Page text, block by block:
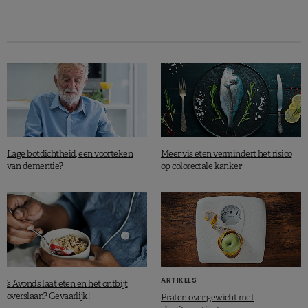
grote gevaar van de zomer: dehydratatie
Anses, Cuisson au barbecue, recommandations de l’Anses. Mars 2017.
Lage botdichtheid, een voorteken
van dementie?
Meer vis eten vermindert het risico
op colorectale kanker
‘s Avonds laat eten en het ontbijt
overslaan? Gevaarlijk!
ARTIKELS
Praten over gewicht met